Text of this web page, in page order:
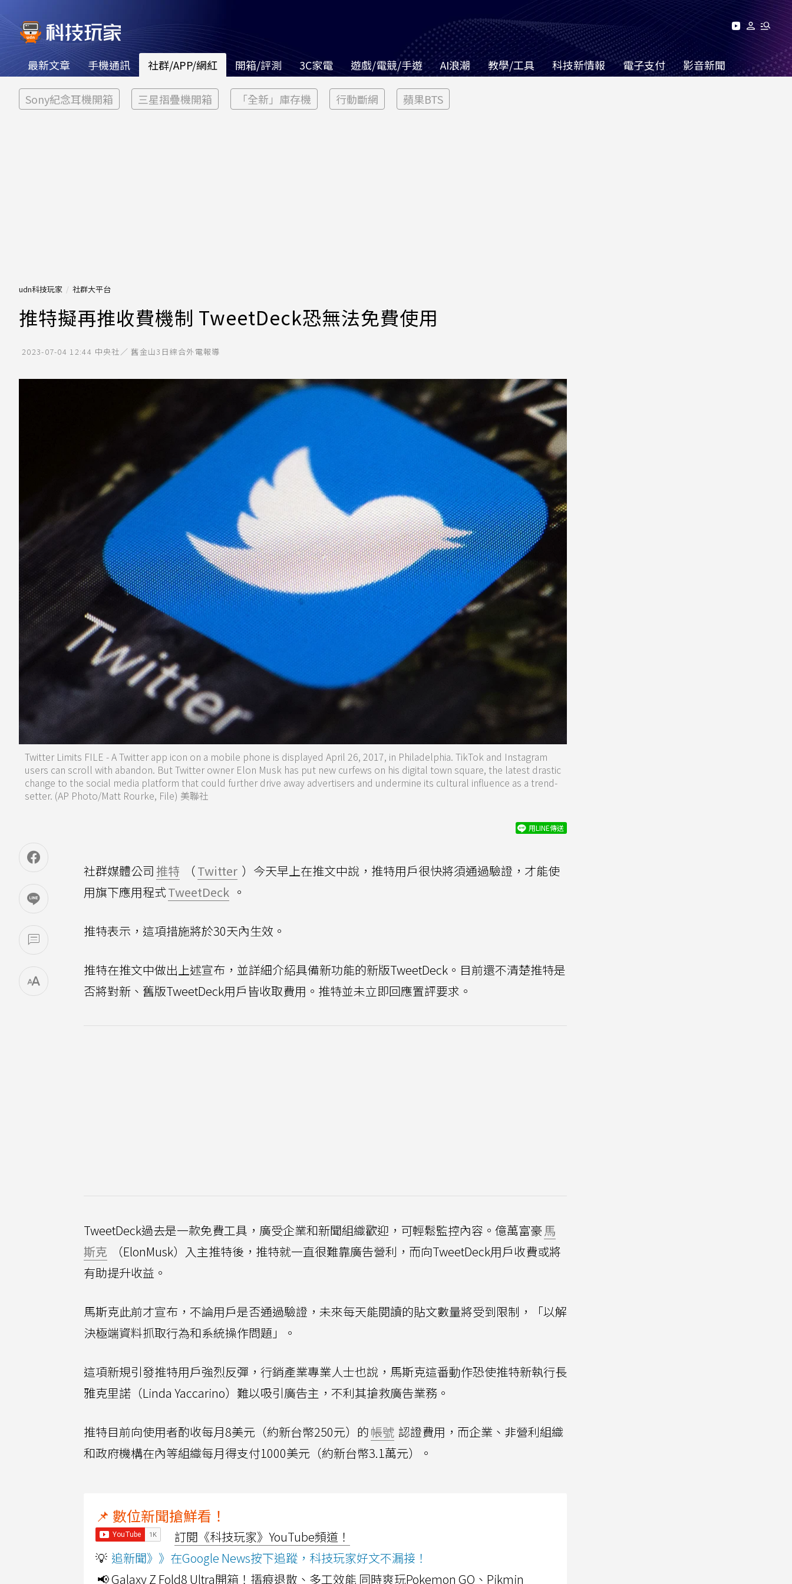
最新文章 手機通訊 社群/APP/網紅 開箱/評測 3C家電 遊戲/電競/手遊 AI浪潮 教學/工具 科技新情報 電子支付 影音新聞
Sony紀念耳機開箱 三星摺疊機開箱 「全新」庫存機 行動斷網 蘋果BTS
udn科技玩家 社群大平台
推特擬再推收費機制 TweetDeck恐無法免費使用
2023-07-04 12:44 中央社／ 舊金山3日綜合外電報導
Twitter Limits FILE - A Twitter app icon on a mobile phone is displayed April 26, 2017, in Philadelphia. TikTok and Instagram
users can scroll with abandon. But Twitter owner Elon Musk has put new curfews on his digital town square, the latest drastic
change to the social media platform that could further drive away advertisers and undermine its cultural influence as a trend-
setter. (AP Photo/Matt Rourke, File) 美聯社
用LINE傳送
社群媒體公司 推特 （Twitter ）今天早上在推文中說，推特用戶很快將須通過驗證，才能使
用旗下應用程式TweetDeck 。
推特表示，這項措施將於30天內生效。
推特在推文中做出上述宣布，並詳細介紹具備新功能的新版TweetDeck。目前還不清楚推特是
否將對新、舊版TweetDeck用戶皆收取費用。推特並未立即回應置評要求。
TweetDeck過去是一款免費工具，廣受企業和新聞組織歡迎，可輕鬆監控內容。億萬富豪 馬
斯克
（ElonMusk）入主推特後，推特就一直很難靠廣告營利，而向TweetDeck用戶收費或將
有助提升收益。
馬斯克此前才宣布，不論用戶是否通過驗證，未來每天能閱讀的貼文數量將受到限制，「以解
決極端資料抓取行為和系統操作問題」。
這項新規引發推特用戶強烈反彈，行銷產業專業人士也說，馬斯克這番動作恐使推特新執行長
雅克里諾（Linda Yaccarino）難以吸引廣告主，不利其搶救廣告業務。
推特目前向使用者酌收每月8美元（約新台幣250元）的帳號 認證費用，而企業、非營利組織
和政府機構在內等組織每月得支付1000美元（約新台幣3.1萬元）。
📌 數位新聞搶鮮看！
訂閱《科技玩家》YouTube頻道！
💡 追新聞》》在Google News按下追蹤，科技玩家好文不漏接！
📢 Galaxy Z Fold8 Ultra開箱！摺痕退散、多工效能 同時爽玩Pokemon GO、Pikmin